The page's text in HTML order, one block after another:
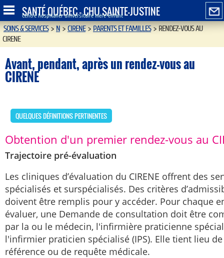
SANTÉ QUÉBEC - CHU SAINTE-JUSTINE
Centre hospitalier universitaire mère-enfant
SOINS & SERVICES>N>CIRENE>PARENTS ET FAMILLES>RENDEZ-VOUS AU
CIRENE
Avant, pendant, après un rendez-vous au
CIRENE
QUELQUES DÉFINITIONS PERTINENTES
Obtention d'un premier rendez-vous au
Trajectoire pré-évaluation
Les cliniques d’évaluation du CIRENE offrent des
spécialisés et surspécialisés. Des critères
doivent être remplis pour y accéder. Pour chaque
évaluer, une Demande de consultation doit être
par la ou le médecin, l'infirmière praticienne
l'infirmier praticien spécialisé (IPS). Elle tient lieu de
référence ou de requête médicale.